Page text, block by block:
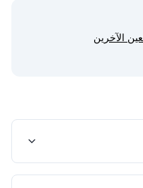
الآخرين